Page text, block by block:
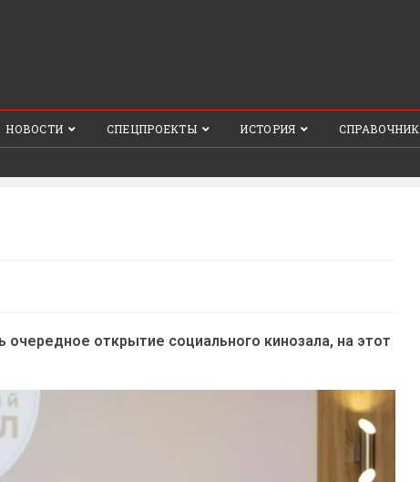
НОВОСТИ СПЕЦПРОЕКТЫ ИСТОРИЯ СПРАВОЧНИК
очередное открытие социального кинозала, на этот